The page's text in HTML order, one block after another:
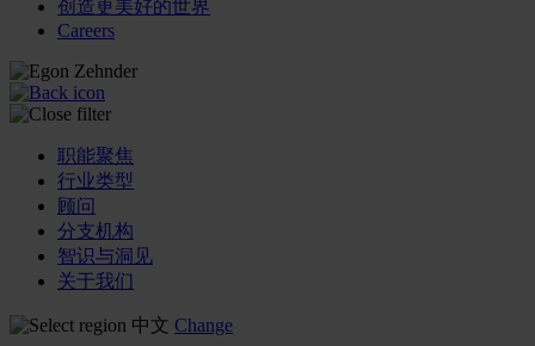
创造更美好的世界
Careers
职能聚焦
行业类型
顾问
分支机构
智识与洞见
关于我们
中文 Change